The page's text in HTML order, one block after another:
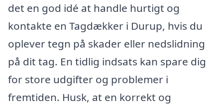
det en god idé at handle hurtigt og
kontakte en Tagdækker i Durup, hvis du
oplever tegn på skader eller nedslidning
på dit tag. En tidlig indsats kan spare dig
for store udgifter og problemer i
fremtiden. Husk, at en korrekt og